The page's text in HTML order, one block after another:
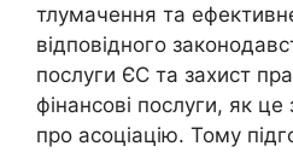
тлумачення та
відповідного
послуги ЄС та захист
фінансові послуги, як це
про асоціацію. Тому